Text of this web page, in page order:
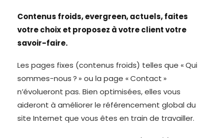
Contenus froids, evergreen, actuels, faites
votre choix et proposez à votre client votre
savoir-faire.
Les pages fixes (contenus froids) telles que « Qui
sommes-nous ? » ou la page « Contact »
n’évolueront pas. Bien optimisées, elles vous
aideront à améliorer le référencement global du
site Internet que vous êtes en train de travailler.